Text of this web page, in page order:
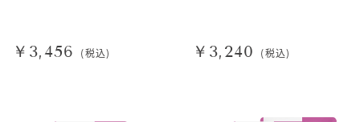
￥3,456 (税込) ￥3,240 (税込)